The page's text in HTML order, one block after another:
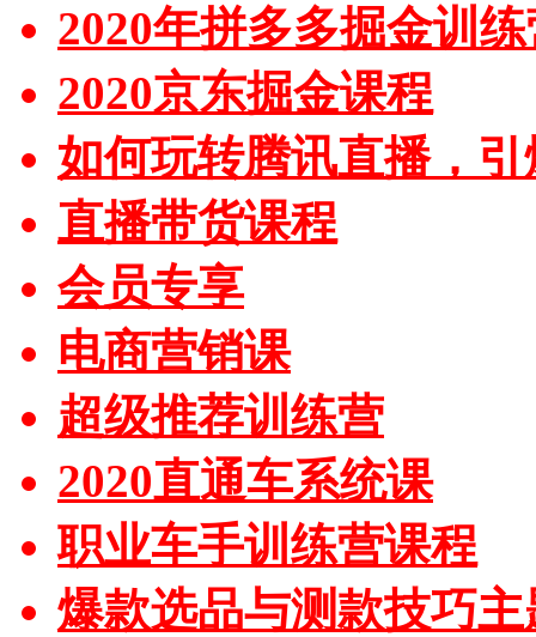
2020年拼多多掘金训
2020京东掘金课程
如何玩转腾讯直播，
直播带货课程
会员专享
电商营销课
超级推荐训练营
2020直通车系统课
职业车手训练营课程
爆款选品与测款技巧主